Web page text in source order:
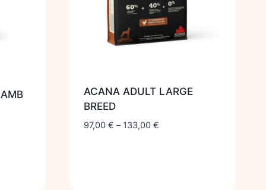
ACANA ADULT LARGE
BREED
97,00 € – 133,00 €